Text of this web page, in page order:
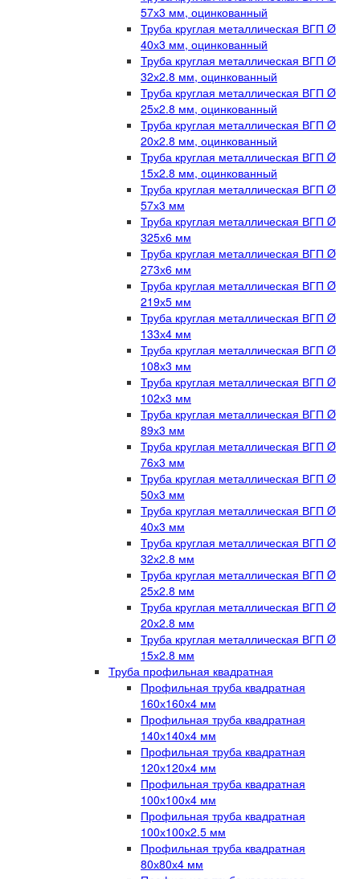
57х3 мм, оцинкованный
Труба круглая металлическая ВГП Ø
40х3 мм, оцинкованный
Труба круглая металлическая ВГП Ø
32х2.8 мм, оцинкованный
Труба круглая металлическая ВГП Ø
25х2.8 мм, оцинкованный
Труба круглая металлическая ВГП Ø
20х2.8 мм, оцинкованный
Труба круглая металлическая ВГП Ø
15х2.8 мм, оцинкованный
Труба круглая металлическая ВГП Ø
57х3 мм
Труба круглая металлическая ВГП Ø
325х6 мм
Труба круглая металлическая ВГП Ø
273х6 мм
Труба круглая металлическая ВГП Ø
219х5 мм
Труба круглая металлическая ВГП Ø
133х4 мм
Труба круглая металлическая ВГП Ø
108х3 мм
Труба круглая металлическая ВГП Ø
102х3 мм
Труба круглая металлическая ВГП Ø
89х3 мм
Труба круглая металлическая ВГП Ø
76х3 мм
Труба круглая металлическая ВГП Ø
50х3 мм
Труба круглая металлическая ВГП Ø
40х3 мм
Труба круглая металлическая ВГП Ø
32х2.8 мм
Труба круглая металлическая ВГП Ø
25х2.8 мм
Труба круглая металлическая ВГП Ø
20х2.8 мм
Труба круглая металлическая ВГП Ø
15х2.8 мм
Труба профильная квадратная
Профильная труба квадратная
160х160х4 мм
Профильная труба квадратная
140х140х4 мм
Профильная труба квадратная
120х120х4 мм
Профильная труба квадратная
100х100х4 мм
Профильная труба квадратная
100х100х2.5 мм
Профильная труба квадратная
80х80х4 мм